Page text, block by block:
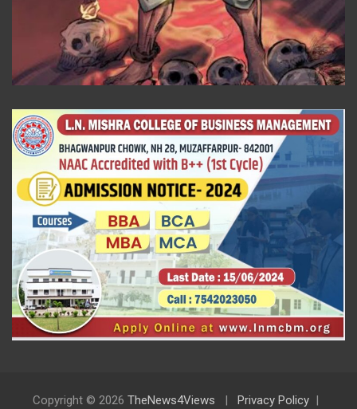
Copyright © 2026 TheNews4Views
Privacy Policy